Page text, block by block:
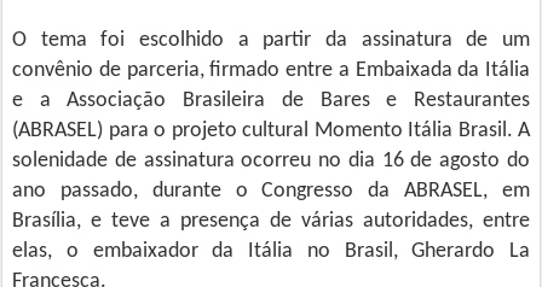
O tema foi escolhido a partir da assinatura de um
convênio de parceria, firmado entre a Embaixada da Itália
e a Associação Brasileira de Bares e Restaurantes
(ABRASEL) para o projeto cultural Momento Itália Brasil. A
solenidade de assinatura ocorreu no dia 16 de agosto do
ano passado, durante o Congresso da ABRASEL, em
Brasília, e teve a presença de várias autoridades, entre
elas, o embaixador da Itália no Brasil, Gherardo La
Francesca.